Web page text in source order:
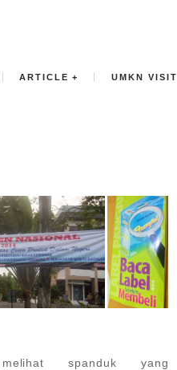
ARTICLE UMKN VISIT
spanduk yang